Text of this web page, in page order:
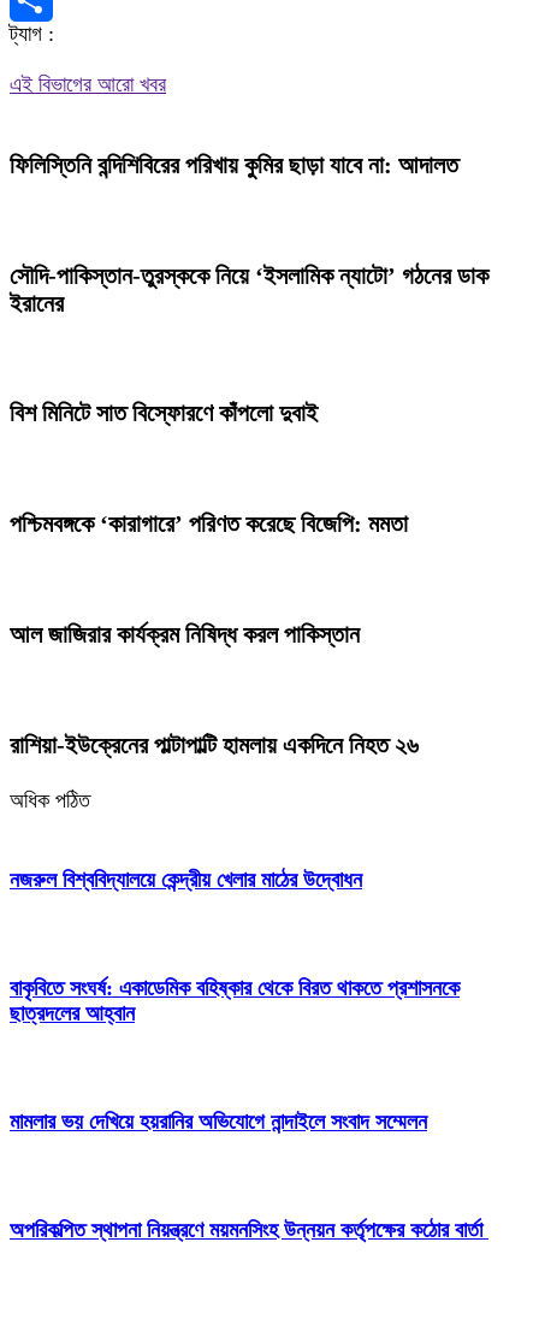
Share
ট্যাগ :
এই বিভাগের আরো খবর
ফিলিস্তিনি বন্দিশিবিরের পরিখায় কুমির ছাড়া যাবে না: আদালত
সৌদি-পাকিস্তান-তুরস্ককে নিয়ে ‘ইসলামিক ন্যাটো’ গঠনের ডাক
ইরানের
বিশ মিনিটে সাত বিস্ফোরণে কাঁপলো দুবাই
পশ্চিমবঙ্গকে ‘কারাগারে’ পরিণত করেছে বিজেপি: মমতা
আল জাজিরার কার্যক্রম নিষিদ্ধ করল পাকিস্তান
রাশিয়া-ইউক্রেনের পাল্টাপাল্টি হামলায় একদিনে নিহত ২৬
অধিক পঠিত
নজরুল বিশ্ববিদ্যালয়ে কেন্দ্রীয় খেলার মাঠের উদ্বোধন
বাকৃবিতে সংঘর্ষ: একাডেমিক বহিষ্কার থেকে বিরত থাকতে প্রশাসনকে
ছাত্রদলের আহ্বান
মামলার ভয় দেখিয়ে হয়রানির অভিযোগে নান্দাইলে সংবাদ সম্মেলন
অপরিকল্পিত স্থাপনা নিয়ন্ত্রণে ময়মনসিংহ উন্নয়ন কর্তৃপক্ষের কঠোর বার্তা